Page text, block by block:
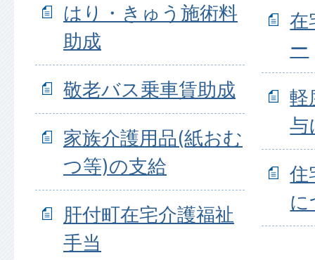
はり・きゅう施術料
助成
敬老バス乗車賃助成
家族介護用品(紙おむ
つ等)の支給
肝付町在宅介護福祉
手当
在
ー
軽
与
住
に